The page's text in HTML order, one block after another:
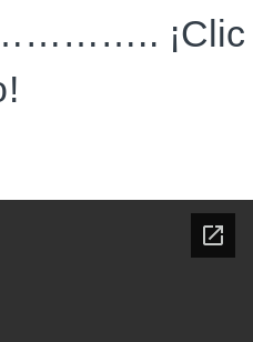
¡Clic